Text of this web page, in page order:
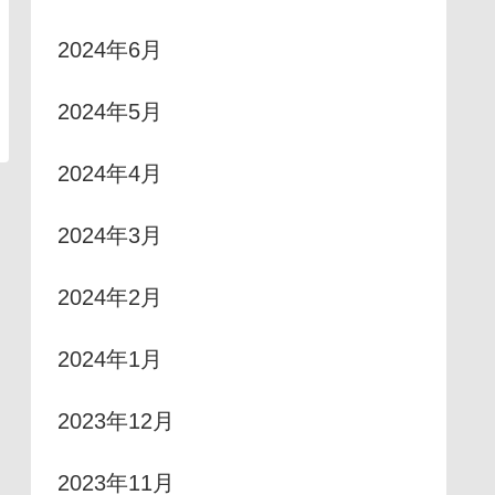
2024年6月
2024年5月
2024年4月
2024年3月
2024年2月
2024年1月
2023年12月
2023年11月